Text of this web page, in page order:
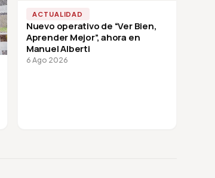
ACTUALIDAD
Nuevo operativo de “Ver Bien,
Aprender Mejor”, ahora en
Manuel Alberti
6 Ago 2026